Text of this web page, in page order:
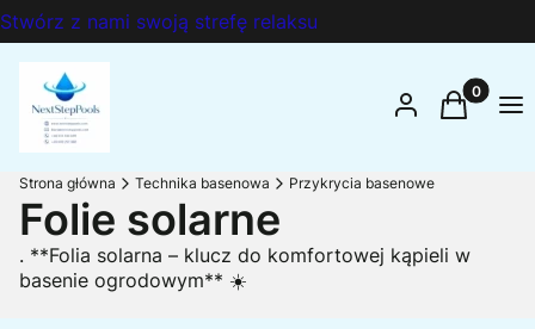
Stwórz z nami swoją strefę relaksu
Zaloguj sięProdukty
Koszyk
Strona główna Technika basenowa Przykrycia basenowe
Folie solarne
. **Folia solarna – klucz do komfortowej kąpieli w
basenie ogrodowym** ☀️